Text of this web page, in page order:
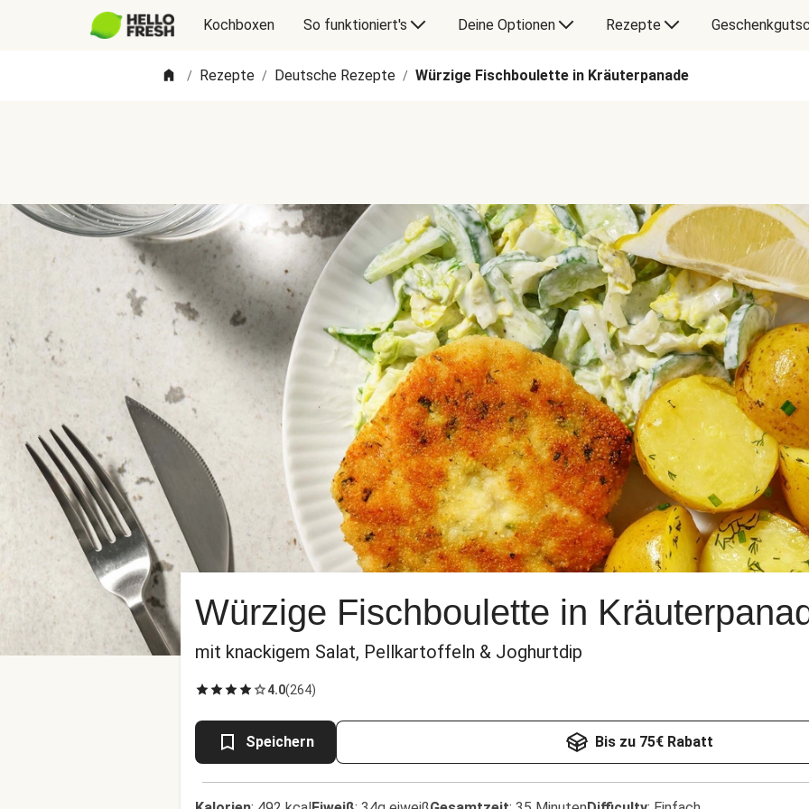
Kochboxen So funktioniert's Deine Optionen Rezepte
/ Rezepte / Deutsche Rezepte / Würzige Fischboulette in Kräuterpanade
Würzige Fischboulette in
mit knackigem Salat, Pellkartoffeln & Joghurtdip
4.0(264)
Speichern Bis zu 75€ Rabatt